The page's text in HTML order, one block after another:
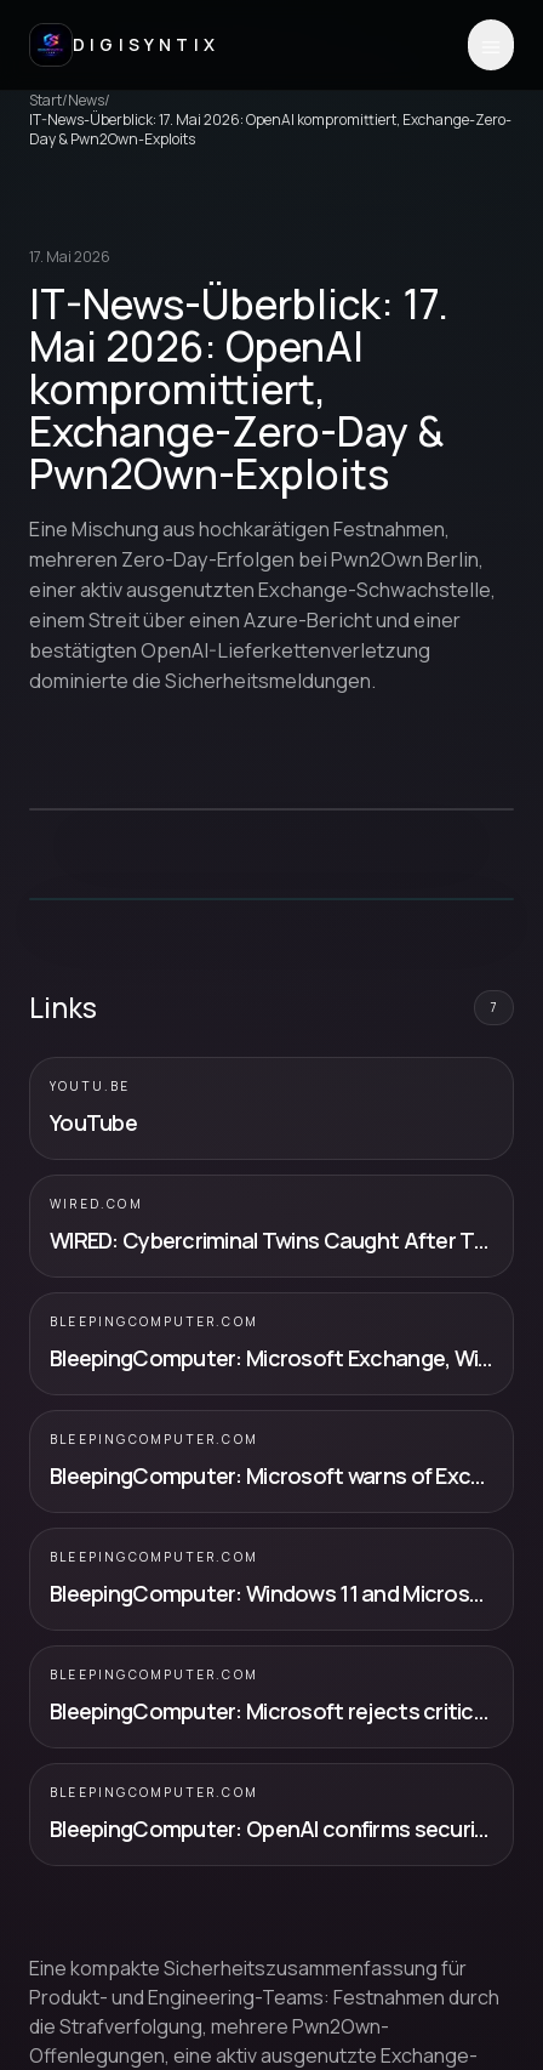
DIGISYNTIX
Start/News/
IT-News-Überblick: 17. Mai 2026: OpenAI kompromittiert, Exchange-Zero-
Day & Pwn2Own-Exploits
17. Mai 2026
IT-News-Überblick: 17.
Mai 2026: OpenAI
kompromittiert,
Exchange-Zero-Day &
Pwn2Own-Exploits
Eine Mischung aus hochkarätigen Festnahmen,
mehreren Zero-Day-Erfolgen bei Pwn2Own Berlin,
einer aktiv ausgenutzten Exchange-Schwachstelle,
einem Streit über einen Azure-Bericht und einer
bestätigten OpenAI-Lieferkettenverletzung
dominierte die Sicherheitsmeldungen.
Links 7
YOUTU.BE
YouTube
WIRED.COM
WIRED: Cybercriminal Twins Caught After They Forgot to Turn Off Microsoft Te...
BLEEPINGCOMPUTER.COM
BleepingComputer: Microsoft Exchange, Windows 11 hacked on second day of Pwn2Own
BLEEPINGCOMPUTER.COM
BleepingComputer: Microsoft warns of Exchange zero-day flaw exploited in attacks
BLEEPINGCOMPUTER.COM
BleepingComputer: Windows 11 and Microsoft Edge hacked at Pwn2Own Berlin 2026
BLEEPINGCOMPUTER.COM
BleepingComputer: Microsoft rejects critical Azure vulnerability report, no CVE issued
BLEEPINGCOMPUTER.COM
BleepingComputer: OpenAI confirms security breach in TanStack supply chain attack
Eine kompakte Sicherheitszusammenfassung für
Produkt- und Engineering-Teams: Festnahmen durch
die Strafverfolgung, mehrere Pwn2Own-
Offenlegungen, eine aktiv ausgenutzte Exchange-